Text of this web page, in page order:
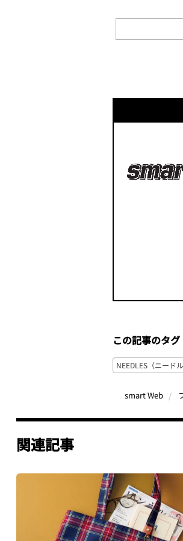
この記事のタグ
NEEDLES（ニードル
smart Web
関連記事